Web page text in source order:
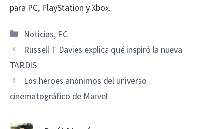
para PC, PlayStation y Xbox.
Categorías
Noticias, PC
Russell T Davies explica qué inspiró la nueva
TARDIS
Los héroes anónimos del universo
cinematográfico de Marvel